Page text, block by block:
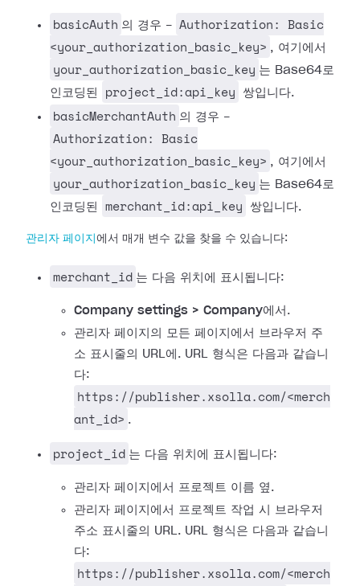
basicAuth 의 경우 - Authorization: Basic
<your_authorization_basic_key> , 여기에서
your_authorization_basic_key 는 Base64로
인코딩된
project_id:api_key 쌍입니다.
basicMerchantAuth 의 경우 -
Authorization: Basic
<your_authorization_basic_key> , 여기에서
your_authorization_basic_key 는 Base64로
인코딩된
merchant_id:api_key 쌍입니다.
관리자 페이지 에서 매개 변수 값을 찾을 수 있습니다:
merchant_id 는 다음 위치에 표시됩니다:
Company settings > Company에서.
관리자 페이지의 모든 페이지에서 브라우저 주
소 표시줄의 URL에. URL 형식은 다음과 같습니
다:
https://publisher.xsolla.com/<merch
ant_id> .
project_id 는 다음 위치에 표시됩니다:
관리자 페이지에서 프로젝트 이름 옆.
관리자 페이지에서 프로젝트 작업 시 브라우저
주소 표시줄의 URL. URL 형식은 다음과 같습니
다:
https://publisher.xsolla.com/<merch